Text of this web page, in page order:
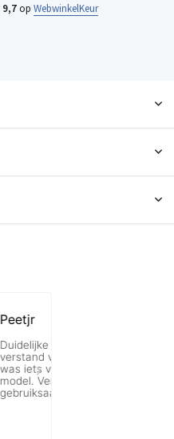
9,7op WebwinkelKeur